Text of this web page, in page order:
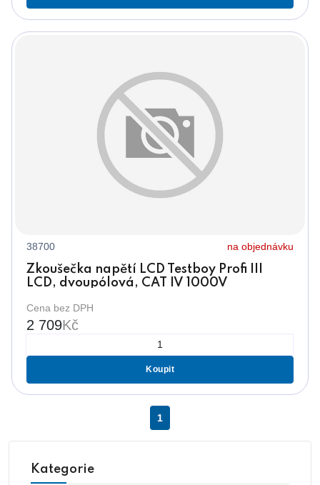
38700 na objednávku
Zkoušečka napětí LCD Testboy Profi III
LCD, dvoupólová, CAT IV 1000V
Cena bez DPH
2 709Kč
Koupit
1
Kategorie